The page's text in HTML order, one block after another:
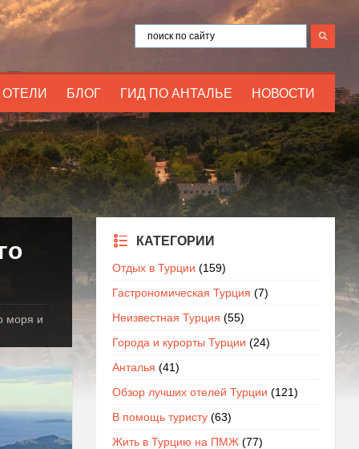
ОТЕЛИ БЛОГ ГИД ПО АНТАЛЬЕ НОВОСТИ
моря и
КАТЕГОРИИ
Отдых в Турции (159)
Гастрономическая Турция (7)
Неизвестная Турция (55)
Города и курорты Турции (24)
Анталья (41)
Обзор лучших отелей Турции (121)
В помощь туристу(63)
Жить в Турцию на ПМЖ(77)